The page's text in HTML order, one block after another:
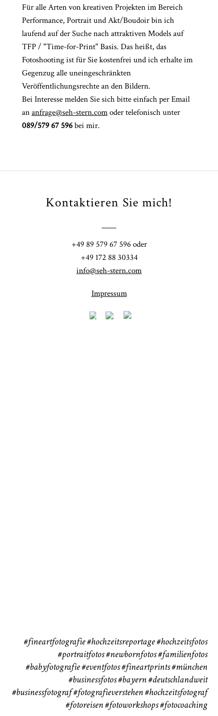
Für alle Arten von kreativen Projekten im Bereich
Performance, Portrait und Akt/Boudoir bin ich
laufend auf der Suche nach attraktiven Models auf
TFP / "Time-for-Print" Basis. Das heißt, das
Fotoshooting ist für Sie kostenfrei und ich erhalte im
Gegenzug alle uneingeschränkten
Veröffentlichungsrechte an den Bildern.
Bei Interesse melden Sie sich bitte einfach per Email
ananfrage@seh-stern.comoder telefonisch unter
089/579 67 596bei mir.
Kontaktieren Sie mich!
+49 89 579 67 596 oder
+49 172 88 30334
info@seh-stern.com
Impressum
#fineartfotografie #hochzeitsreportage #hochzeitsfotos
#portraitfotos #newbornfotos #familienfotos
#babyfotografie #eventfotos #fineartprints#münchen
#businessfotos#bayern #deutschlandweit
#businessfotograf#fotografieverstehen #hochzeitsfotograf
#fotoreisen #fotoworkshops #fotocoaching